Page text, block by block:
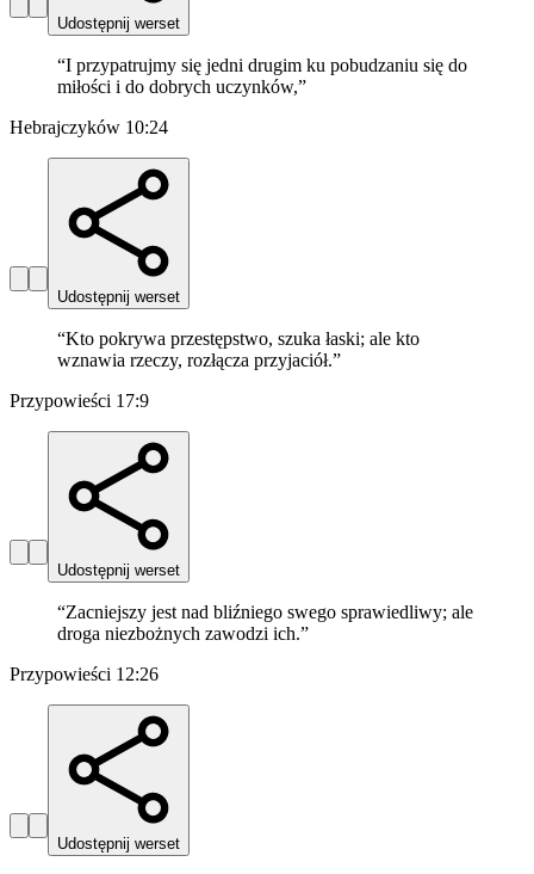
Udostępnij werset
“I przypatrujmy się jedni drugim ku pobudzaniu się do
miłości i do dobrych uczynków,”
Hebrajczyków 10:24
Udostępnij werset
“Kto pokrywa przestępstwo, szuka łaski; ale kto
wznawia rzeczy, rozłącza przyjaciół.”
Przypowieści 17:9
Udostępnij werset
“Zacniejszy jest nad bliźniego swego sprawiedliwy; ale
droga niezbożnych zawodzi ich.”
Przypowieści 12:26
Udostępnij werset